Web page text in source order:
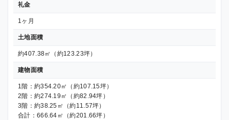
礼金
1ヶ月
土地面積
約407.38㎡（約123.23坪）
建物面積
1階：約354.20㎡（約107.15坪）
2階：約274.19㎡（約82.94坪）
3階：約38.25㎡（約11.57坪）
合計：666.64㎡（約201.66坪）